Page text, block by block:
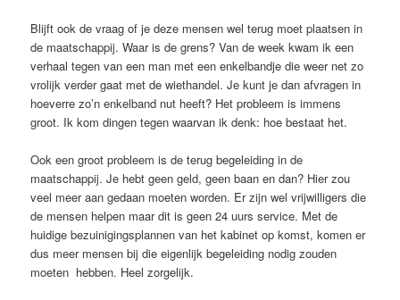
Blijft ook de vraag of je deze mensen wel terug moet plaatsen in
de maatschappij. Waar is de grens? Van de week kwam ik een
verhaal tegen van een man met een enkelbandje die weer net zo
vrolijk verder gaat met de wiethandel. Je kunt je dan afvragen in
hoeverre zo’n enkelband nut heeft? Het probleem is immens
groot. Ik kom dingen tegen waarvan ik denk: hoe bestaat het.
Ook een groot probleem is de terug begeleiding in de
maatschappij. Je hebt geen geld, geen baan en dan? Hier zou
veel meer aan gedaan moeten worden. Er zijn wel vrijwilligers die
de mensen helpen maar dit is geen 24 uurs service. Met de
huidige bezuinigingsplannen van het kabinet op komst, komen er
dus meer mensen bij die eigenlijk begeleiding nodig zouden
moeten hebben. Heel zorgelijk.